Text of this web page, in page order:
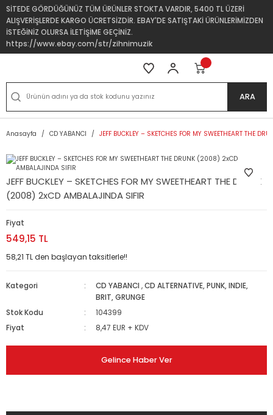
SİTEDE GÖRDÜĞÜNÜZ TÜM ÜRÜNLER STOKTA VARDIR, 5400 TL ÜZERİ
ALIŞVERİŞLERDE KARGO ÜCRETSİZDİR. EBAY'DE SATIŞTAKİ ÜRÜNLERİMİZDEN
İSTEĞİNİZ OLURSA İLETİŞİME GEÇİNİZ.
https://www.ebay.com/str/zihnimuzik
ARA
Anasayfa CD YABANCI JEFF BUCKLEY – SKETCHES FOR MY SWEETHEART THE
JEFF BUCKLEY – SKETCHES FOR MY SWEETHEART THE DRUNK
(2008) 2xCD AMBALAJINDA SIFIR
Fiyat
549,15 TL
58,21 TL den başlayan taksitlerle!!
Kategori CD YABANCI ,CD ALTERNATIVE, PUNK, INDIE,
BRIT, GRUNGE
Stok Kodu
104399
Fiyat
8,47 EUR + KDV
Gelince Haber Ver